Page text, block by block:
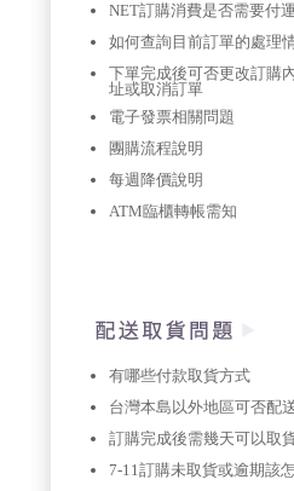
NET訂購消費是否需要付
如何查詢目前訂單的處理
下單完成後可否更改訂購
址或取消訂單
電子發票相關問題
團購流程說明
每週降價說明
ATM臨櫃轉帳需知
有哪些付款取貨方式
台灣本島以外地區可否配
訂購完成後需幾天可以取
7-11訂購未取貨或逾期該